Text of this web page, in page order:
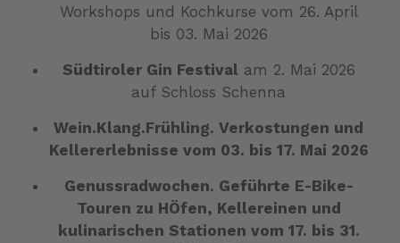
Workshops und Kochkurse vom 26. April
bis 03. Mai 2026
Südtiroler Gin Festivalam 2. Mai 2026
auf Schloss Schenna
Wein.Klang.Frühling. Verkostungen und
Kellererlebnisse vom 03. bis 17. Mai 2026
Genussradwochen. Geführte E-Bike-
Touren zu HÖfen, Kellereinen und
kulinarischen Stationen vom 17. bis 31.